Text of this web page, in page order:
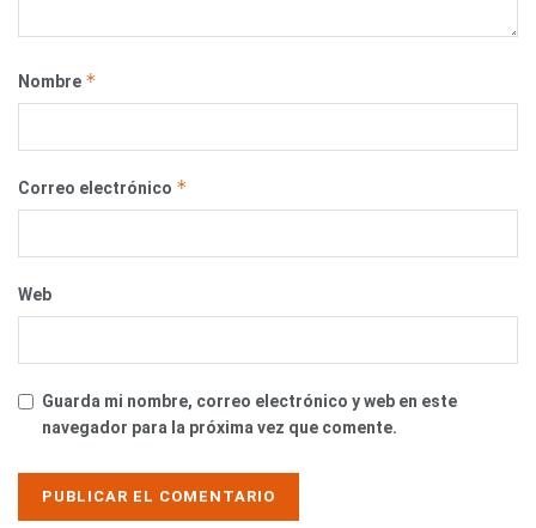
Nombre *
Correo electrónico *
Web
Guarda mi nombre, correo electrónico y web en este
navegador para la próxima vez que comente.